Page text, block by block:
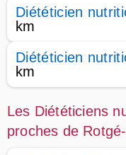
Diététicien
km
Diététicien
km
Les Diététiciens
proches de